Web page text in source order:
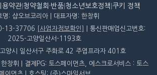
용약관 청약철회·반품 청소년보호정책 쿠키 정책
명: 샵오브코리아 | 대표자명: 한창휘
13-37706
[사업자정보확인]
| 통신판매업신고번호:
2025-고양일산서-1193호
양시 일산서구 주화로 42 주엽프라자 401호
창휘 | 결제PG: 토스페이먼츠, 에스크로서비스 : 토스